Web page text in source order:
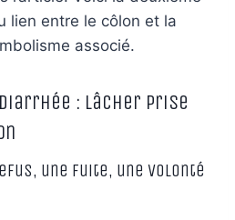
lien entre le côlon et la
associé.
: Lâcher Prise
une Fuite, une Volonté